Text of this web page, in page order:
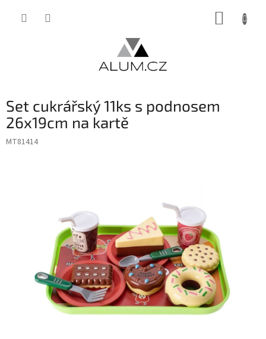
Set cukrářský 11ks s podnosem
26x19cm na kartě
MT81414